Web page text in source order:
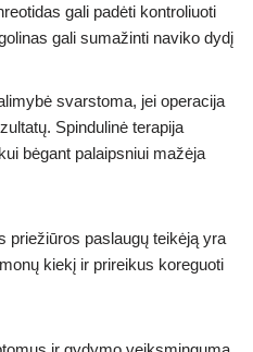
gali padėti kontroliuoti
gali sumažinti naviko dydį
svarstoma, jei operacija
Spindulinė terapija
bėgant palaipsniui mažėja
priežiūros paslaugų teikėją yra
kiekį ir prireikus koreguoti